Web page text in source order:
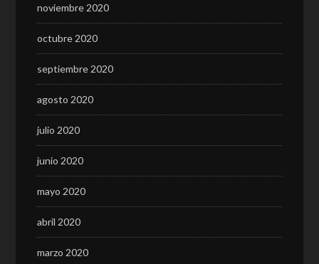
noviembre 2020
octubre 2020
septiembre 2020
agosto 2020
julio 2020
junio 2020
mayo 2020
abril 2020
marzo 2020